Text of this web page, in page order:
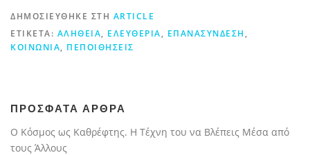
ΔΗΜΟΣΙΕΎΘΗΚΕ ΣΤΗ ARTICLE
ΕΤΙΚΈΤΑ: ΑΛΉΘΕΙΑ, ΕΛΕΥΘΕΡΊΑ, ΕΠΑΝΑΣΎΝΔΕΣΗ ,
ΚΟΙΝΩΝΊΑ, ΠΕΠΟΙΘΉΣΕΙΣ
ΠΡΟΣΦΑΤΑ ΑΡΘΡΑ
Ο Κόσμος ως Καθρέφτης. Η Τέχνη του να Βλέπεις Μέσα από
τους Άλλους